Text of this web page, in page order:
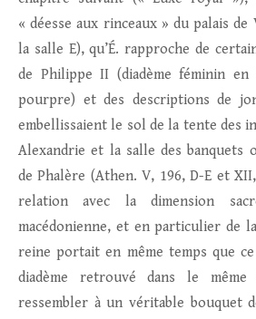
« déesse aux rinceaux » du palais de
la salle E), qu’É. rapproche de
de Philippe II (diadème féminin
pourpre) et des descriptions de
embellissaient le sol de la tente des
Alexandrie et la salle des banquets
de Phalère (Athen. V, 196, D-E et
relation avec la dimension
macédonienne, et en particulier de
reine portait en même temps que
diadème retrouvé dans le
ressembler à un véritable bouquet